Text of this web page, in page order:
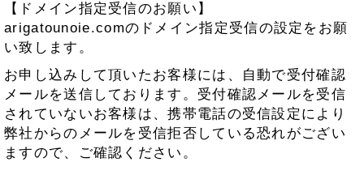
【ドメイン指定受信のお願い】
arigatounoie.comのドメイン指定受信の設定をお願
い致します。
お申し込みして頂いたお客様には、自動で受付確認
メールを送信しております。受付確認メールを受信
されていないお客様は、携帯電話の受信設定により
弊社からのメールを受信拒否している恐れがござい
ますので、ご確認ください。